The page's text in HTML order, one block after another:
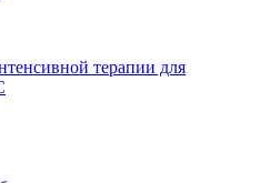
терапии для